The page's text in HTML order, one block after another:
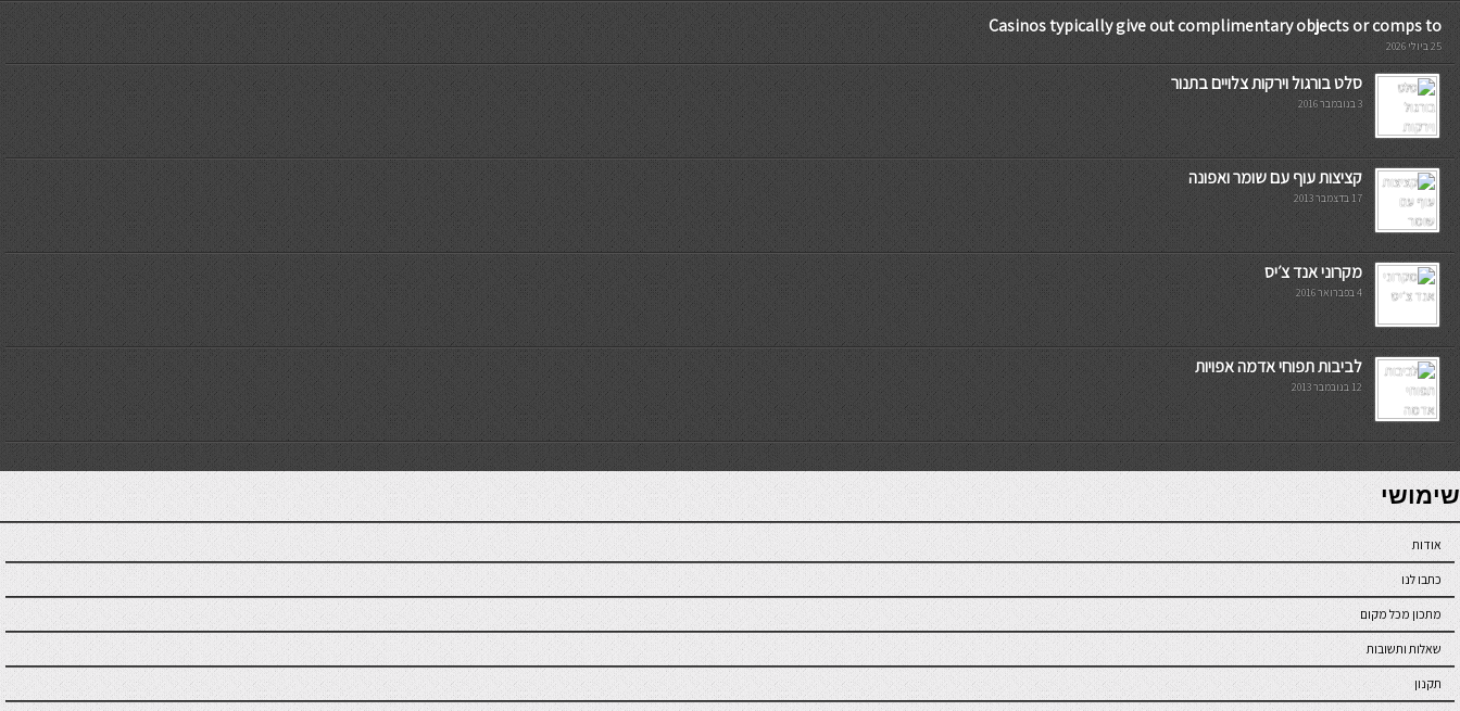
Casinos typically give out complimentary objects or comps to
25 ביולי 2026
סלט בורגול וירקות צלויים בתנור
3 בנובמבר 2016
קציצות עוף עם שומר ואפונה
17 בדצמבר 2013
מקרוני אנד צ׳יס
4 בפברואר 2016
לביבות תפוחי אדמה אפויות
12 בנובמבר 2013
7slots
seriöse online casinos österreich
שימושי
אודות
כתבו לנו
מתכון מכל מקום
שאלות ותשובות
תקנון